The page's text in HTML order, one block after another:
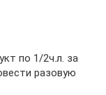
по 1/2ч.л. за
разовую